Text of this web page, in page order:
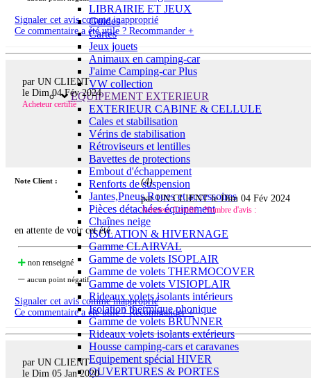
LIBRAIRIE ET JEUX
Guides
Cartes
Jeux jouets
Animaux en camping-car
J'aime Camping-car Plus
VW collection
EQUIPEMENT EXTERIEUR
EXTERIEUR CABINE & CELLULE
Cales et stabilisation
Vérins de stabilisation
Rétroviseurs et lentilles
Bavettes de protections
Embout d'échappement
Renforts de suspension
Jantes,Pneus,Roues et accessoires
Pièces détachées équipement
Chaînes neige
ISOLATION & HIVERNAGE
Gamme CLAIRVAL
Gamme de volets ISOPLAIR
Gamme de volets THERMOCOVER
Gamme de volets VISIOPLAIR
Rideaux volets isolants intérieurs
Isolation thermique phonique
Gamme de volets BRUNNER
Rideaux volets isolants extérieurs
Housse camping-cars et caravanes
Equipement spécial HIVER
OUVERTURES & PORTES
Signaler cet avis comme inapproprié
Ce commentaire a été utile ? Recommander +
par UN CLIENT
le Dim 04 Fév 2024
Acheteur certifié
Note Client : (4)
par UN CLIENT leDim 04 Fév 2024
Acheteur Certifié - Nombre d'avis :
en attente de voir cet été.
non renseigné
aucun point négatif
Signaler cet avis comme inapproprié
Ce commentaire a été utile ? Recommander +
par UN CLIENT
le Dim 05 Jan 2020